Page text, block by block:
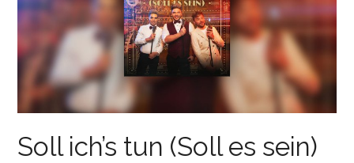
Soll ich’s tun (Soll es sein)